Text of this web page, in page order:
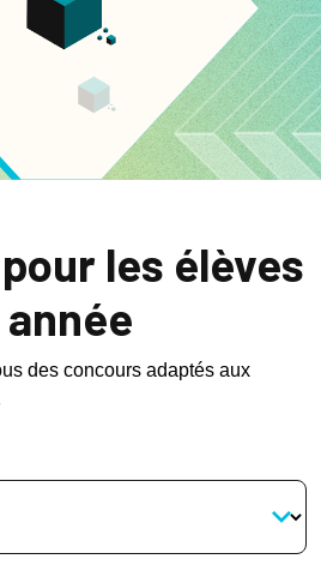
les élèves
des concours adaptés aux